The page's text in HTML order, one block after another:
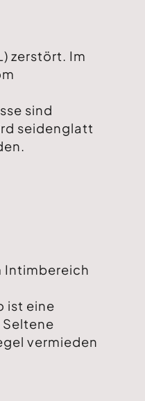
zerstört. Im
sind
seidenglatt
Intimbereich
ist eine
vermieden